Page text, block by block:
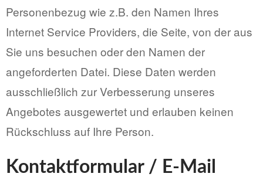
Personenbezug wie z.B. den Namen Ihres
Internet Service Providers, die Seite, von der aus
Sie uns besuchen oder den Namen der
angeforderten Datei. Diese Daten werden
ausschließlich zur Verbesserung unseres
Angebotes ausgewertet und erlauben keinen
Rückschluss auf Ihre Person.
Kontaktformular / E-Mail